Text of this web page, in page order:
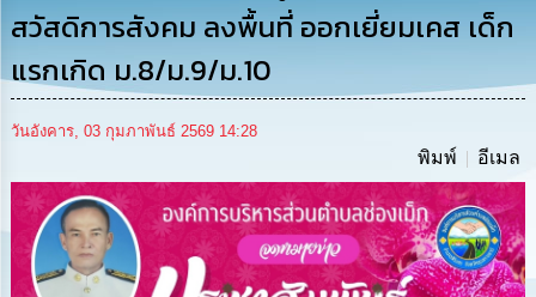
การ
ให้
บริการ
แผนการ
ใช้
งบ
ประมาณ
ประจำ
สวัสดิการสังคม ลงพื้นที่ ออกเยี่ยมเคส เด็ก
แรกเกิด ม.8/ม.9/ม.10
วันอังคาร, 03 กุมภาพันธ์ 2569 14:28
พิมพ์ อีเมล